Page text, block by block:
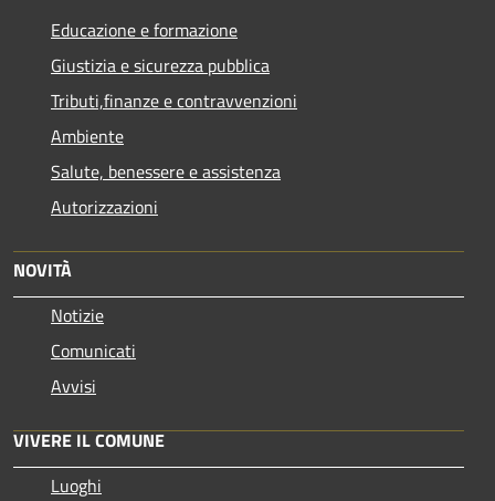
Educazione e formazione
Giustizia e sicurezza pubblica
Tributi,finanze e contravvenzioni
Ambiente
Salute, benessere e assistenza
Autorizzazioni
NOVITÀ
Notizie
Comunicati
Avvisi
VIVERE IL COMUNE
Luoghi